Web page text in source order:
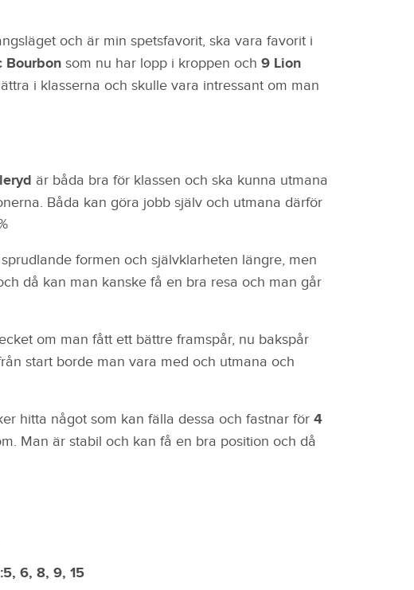
och är min spetsfavorit, ska vara favorit i
Bourbonsom nu har lopp i kroppen och 9 Lion
i klasserna och skulle vara intressant om man
är båda bra för klassen och ska kunna utmana
Båda kan göra jobb själv och utmana därför
formen och självklarheten längre, men
då kan man kanske få en bra resa och man går
om man fått ett bättre framspår, nu bakspår
start borde man vara med och utmana och
hitta något som kan fälla dessa och fastnar för4
Man är stabil och kan få en bra position och då
6, 8, 9, 15